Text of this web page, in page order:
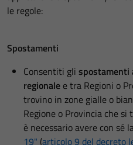
le regole:
Spostamenti
Consentiti gli
regionale e tra Regioni o
trovino in zone gialle o
Regione o Provincia che
è necessario avere con sé
19" (articolo 9 del decreto